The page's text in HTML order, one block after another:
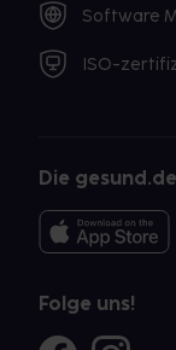
Software
ISO-
Die
Folge uns!